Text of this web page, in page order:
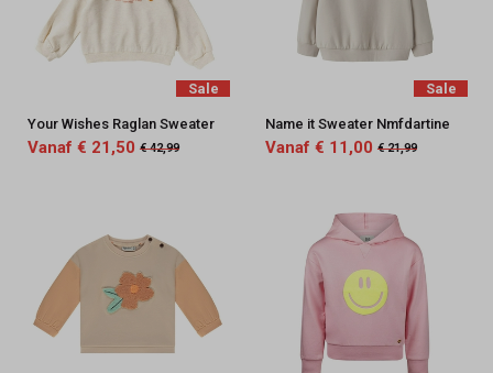
Keez&Co Sale
Your Wishes Raglan Sweater
Vanaf € 21,50 € 42,99
Sale
Name it Sweater Nmfdartine
Vanaf € 11,00 € 21,99